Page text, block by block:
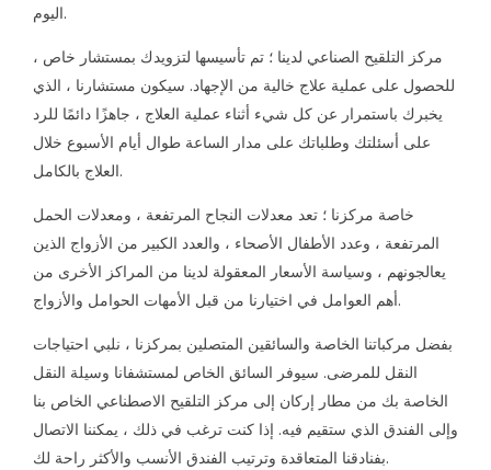
اليوم.
مركز التلقيح الصناعي لدينا ؛ تم تأسيسها لتزويدك بمستشار خاص ،
للحصول على عملية علاج خالية من الإجهاد. سيكون مستشارنا ، الذي
يخبرك باستمرار عن كل شيء أثناء عملية العلاج ، جاهزًا دائمًا للرد
على أسئلتك وطلباتك على مدار الساعة طوال أيام الأسبوع خلال
العلاج بالكامل.
خاصة مركزنا ؛ تعد معدلات النجاح المرتفعة ، ومعدلات الحمل
المرتفعة ، وعدد الأطفال الأصحاء ، والعدد الكبير من الأزواج الذين
يعالجونهم ، وسياسة الأسعار المعقولة لدينا من المراكز الأخرى من
أهم العوامل في اختيارنا من قبل الأمهات الحوامل والأزواج.
بفضل مركباتنا الخاصة والسائقين المتصلين بمركزنا ، نلبي احتياجات
النقل للمرضى. سيوفر السائق الخاص لمستشفانا وسيلة النقل
الخاصة بك من مطار إركان إلى مركز التلقيح الاصطناعي الخاص بنا
وإلى الفندق الذي ستقيم فيه. إذا كنت ترغب في ذلك ، يمكننا الاتصال
بفنادقنا المتعاقدة وترتيب الفندق الأنسب والأكثر راحة لك.